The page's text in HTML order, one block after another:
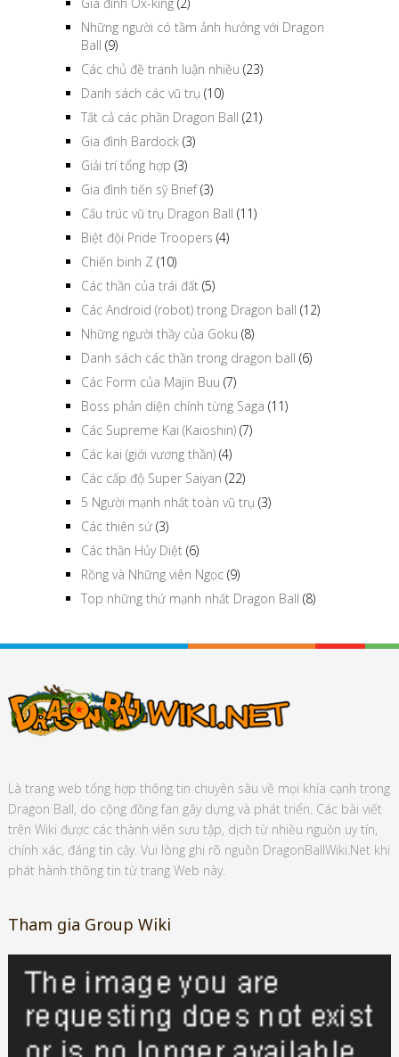
Những người có tầm ảnh hưởng với Dragon
Ball(9)
Các chủ đề tranh luận nhiều
Danh sách các vũ trụ (10)
Tất cả các phần Dragon Ball
Gia đình Bardock(3)
Giải trí tổng hợp(3)
Gia đình tiến sỹ Brief
Cấu trúc vũ trụ Dragon Ball
Biệt đội Pride Troopers (4)
Chiến binh Z(10)
Các thần của trái đất
Các Android (robot) trong Dragon ball
Những người thầy của Goku(8)
Danh sách các thần trong dragon ball
Các Form của Majin Buu(7)
Boss phản diện chính từng Saga
Các Supreme Kai (Kaioshin) (7)
Các kai (giới vương thần)(4)
Các cấp độ Super Saiyan(22)
5 Người mạnh nhất toàn vũ trụ
Các thiên sứ(3)
Các thần Hủy Diệt
Rồng và Những viên Ngọc
Top những thứ mạnh nhất Dragon Ball
Dragon Ball, do cộng đồng fan gây dựng và phát triển. Các bài viết
trên Wiki được các thành viên sưu tập, dịch từ nhiều nguồn uy tín,
chính xác, đáng tin cậy. Vui lòng ghi rõ nguồn DragonBallWiki.Net khi
phát hành thông tin từ trang Web này.